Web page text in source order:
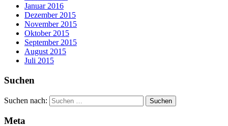
Januar 2016
Dezember 2015
November 2015
Oktober 2015
September 2015
August 2015
Juli 2015
Suchen
Suchen nach:
Meta